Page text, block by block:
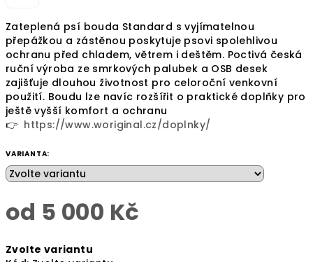
Zateplená psí bouda Standard s vyjímatelnou
přepážkou a zástěnou poskytuje psovi spolehlivou
ochranu před chladem, větrem i deštěm. Poctivá česká
ruční výroba ze smrkových palubek a OSB desek
zajišťuje dlouhou životnost pro celoroční venkovní
použití. Boudu lze navíc rozšířit o praktické doplňky pro
ještě vyšší komfort a ochranu
👉 https://www.woriginal.cz/doplnky/
VARIANTA:
od 5 000 Kč
cena:
Zvolte variantu